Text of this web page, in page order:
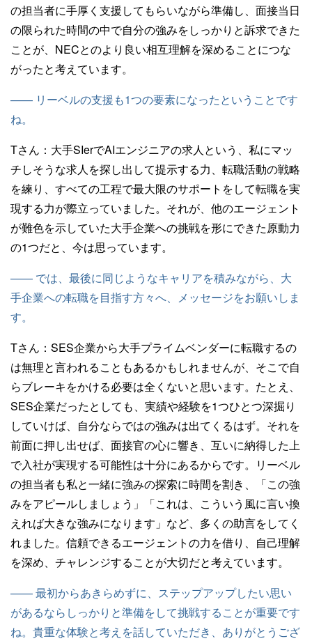
の担当者に手厚く支援してもらいながら準備し、面接当日
の限られた時間の中で自分の強みをしっかりと訴求できた
ことが、NECとのより良い相互理解を深めることにつな
がったと考えています。
—— リーベルの支援も1つの要素になったということです
ね。
Tさん： 大手SIerでAIエンジニアの求人という、私にマッ
チしそうな求人を探し出して提示する力、転職活動の戦略
を練り、すべての工程で最大限のサポートをして転職を実
現する力が際立っていました。それが、他のエージェント
が難色を示していた大手企業への挑戦を形にできた原動力
の1つだと、今は思っています。
—— では、最後に同じようなキャリアを積みながら、大
手企業への転職を目指す方々へ、メッセージをお願いしま
す。
Tさん： SES企業から大手プライムベンダーに転職するの
は無理と言われることもあるかもしれませんが、そこで自
らブレーキをかける必要は全くないと思います。たとえ、
SES企業だったとしても、実績や経験を1つひとつ深掘り
していけば、自分ならではの強みは出てくるはず。それを
前面に押し出せば、面接官の心に響き、互いに納得した上
で入社が実現する可能性は十分にあるからです。リーベル
の担当者も私と一緒に強みの探索に時間を割き、「この強
みをアピールしましょう」「これは、こういう風に言い換
えれば大きな強みになります」など、多くの助言をしてく
れました。信頼できるエージェントの力を借り、自己理解
を深め、チャレンジすることが大切だと考えています。
—— 最初からあきらめずに、ステップアップしたい思い
があるならしっかりと準備をして挑戦することが重要です
ね。貴重な体験と考えを話していただき、ありがとうござ